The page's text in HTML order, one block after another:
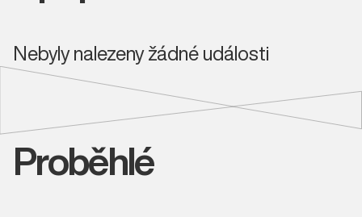
Nebyly nalezeny žádné události
Proběhlé